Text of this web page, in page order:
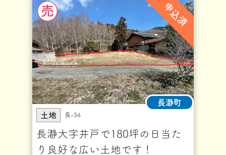
申込済
長瀞町
土地
長-54
長瀞大字井戸で180坪の日当た
り良好な広い土地です！